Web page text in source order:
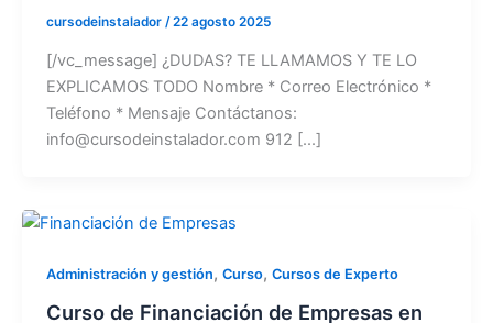
cursodeinstalador /22 agosto 2025
[/vc_message] ¿DUDAS? TE LLAMAMOS Y TE LO
EXPLICAMOS TODO Nombre * Correo Electrónico *
Teléfono * Mensaje Contáctanos:
info@cursodeinstalador.com 912 [...]
Administración y gestión, Curso, Cursos de Experto
Curso de Financiación de Empresas en